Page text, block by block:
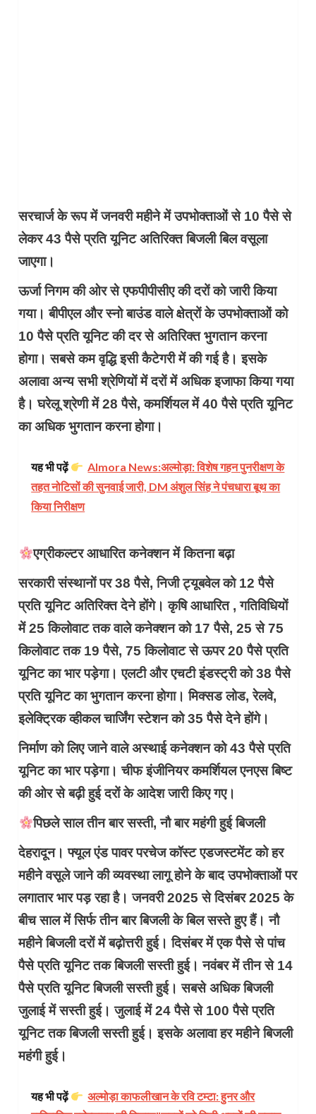
सरचार्ज के रूप में जनवरी महीने में उपभोक्ताओं से 10 पैसे से
लेकर 43 पैसे प्रति यूनिट अतिरिक्त बिजली बिल वसूला
जाएगा।
ऊर्जा निगम की ओर से एफपीपीसीए की दरों को जारी किया
गया। बीपीएल और स्नो बाउंड वाले क्षेत्रों के उपभोक्ताओं को
10 पैसे प्रति यूनिट की दर से अतिरिक्त भुगतान करना
होगा। सबसे कम वृद्धि इसी कैटेगरी में की गई है। इसके
अलावा अन्य सभी श्रेणियों में दरों में अधिक इजाफा किया गया
है। घरेलू श्रेणी में 28 पैसे, कमर्शियल में 40 पैसे प्रति यूनिट
का अधिक भुगतान करना होगा।
यह भी पढ़ें
Almora News:अल्मोड़ा: विशेष गहन पुनरीक्षण के
तहत नोटिसों की सुनवाई जारी, DM अंशुल सिंह ने पंचधारा बूथ का
किया निरीक्षण
एग्रीकल्टर आधारित कनेक्शन में कितना बढ़ा
सरकारी संस्थानों पर 38 पैसे, निजी ट्यूबवेल को 12 पैसे
प्रति यूनिट अतिरिक्त देने होंगे। कृषि आधारित , गतिविधियों
में 25 किलोवाट तक वाले कनेक्शन को 17 पैसे, 25 से 75
किलोवाट तक 19 पैसे, 75 किलोवाट से ऊपर 20 पैसे प्रति
यूनिट का भार पड़ेगा। एलटी और एचटी इंडस्ट्री को 38 पैसे
प्रति यूनिट का भुगतान करना होगा। मिक्सड लोड, रेलवे,
इलेक्ट्रिक व्हीकल चार्जिंग स्टेशन को 35 पैसे देने होंगे।
निर्माण को लिए जाने वाले अस्थाई कनेक्शन को 43 पैसे प्रति
यूनिट का भार पड़ेगा। चीफ इंजीनियर कमर्शियल एनएस बिष्ट
की ओर से बढ़ी हुई दरों के आदेश जारी किए गए।
पिछले साल तीन बार सस्ती, नौ बार महंगी हुई बिजली
देहरादून। फ्यूल एंड पावर परचेज कॉस्ट एडजस्टमेंट को हर
महीने वसूले जाने की व्यवस्था लागू होने के बाद उपभोक्ताओं पर
लगातार भार पड़ रहा है। जनवरी 2025 से दिसंबर 2025 के
बीच साल में सिर्फ तीन बार बिजली के बिल सस्ते हुए हैं। नौ
महीने बिजली दरों में बढ़ोत्तरी हुई। दिसंबर में एक पैसे से पांच
पैसे प्रति यूनिट तक बिजली सस्ती हुई। नवंबर में तीन से 14
पैसे प्रति यूनिट बिजली सस्ती हुई। सबसे अधिक बिजली
जुलाई में सस्ती हुई। जुलाई में 24 पैसे से 100 पैसे प्रति
यूनिट तक बिजली सस्ती हुई। इसके अलावा हर महीने बिजली
महंगी हुई।
यह भी पढ़ें
अल्मोड़ा काफलीखान के रवि टम्टा: हुनर और